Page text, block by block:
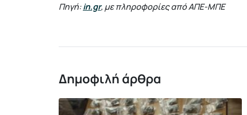
Πηγή:in.gr, με πληροφορίες από ΑΠΕ-ΜΠΕ
Δημοφιλή άρθρα